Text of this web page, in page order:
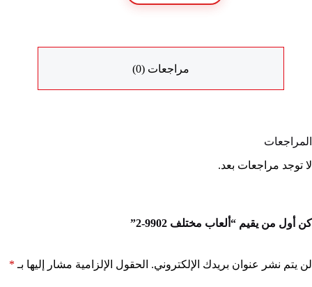
مراجعات (0)
المراجعات
لا توجد مراجعات بعد.
كن أول من يقيم “ألعاب مختلف 9902-2”
لن يتم نشر عنوان بريدك الإلكتروني. الحقول الإلزامية مشار إليها بـ *